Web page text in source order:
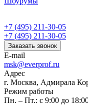
+7 (495) 211-30-05
+7 (495) 211-30-05
Заказать звонок
E-mail
msk@everprof.ru
Адрес
г. Москва, Адмирала
Режим работы
Пн. – Пт.: с 9:00 до